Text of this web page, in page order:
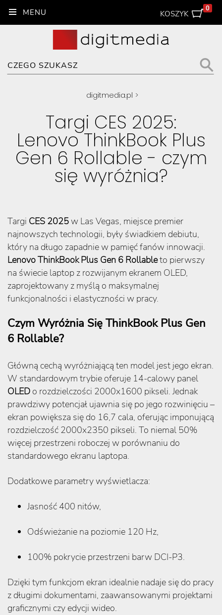
KOSZYK
0
digitmedia.pl >
Targi CES 2025:
Lenovo ThinkBook Plus
Gen 6 Rollable - czym
się wyróżnia?
Targi CES 2025w Las Vegas, miejsce premier
najnowszych technologii, były świadkiem debiutu,
który na długo zapadnie w pamięć fanów innowacji.
Lenovo ThinkBook Plus Gen 6 Rollableto pierwszy
na świecie laptop z rozwijanym ekranem OLED,
zaprojektowany z myślą o maksymalnej
funkcjonalności i elastyczności w pracy.
Czym Wyróżnia Się ThinkBook Plus Gen
6 Rollable?
Główną cechą wyróżniającą ten model jest jego ekran.
W standardowym trybie oferuje 14-calowy panel
OLED o rozdzielczości 2000x1600 pikseli. Jednak
prawdziwy potencjał ujawnia się po jego rozwinięciu –
ekran powiększa się do 16,7 cala, oferując imponującą
rozdzielczość 2000x2350 pikseli. To niemal 50%
więcej przestrzeni roboczej w porównaniu do
standardowego ekranu laptopa.
Dodatkowe parametry wyświetlacza:
Jasność 400 nitów,
Odświeżanie na poziomie 120 Hz,
100% pokrycie przestrzeni barw DCI-P3.
Dzięki tym funkcjom ekran idealnie nadaje się do pracy
z długimi dokumentami, zaawansowanymi projektami
graficznymi czy edycji wideo.